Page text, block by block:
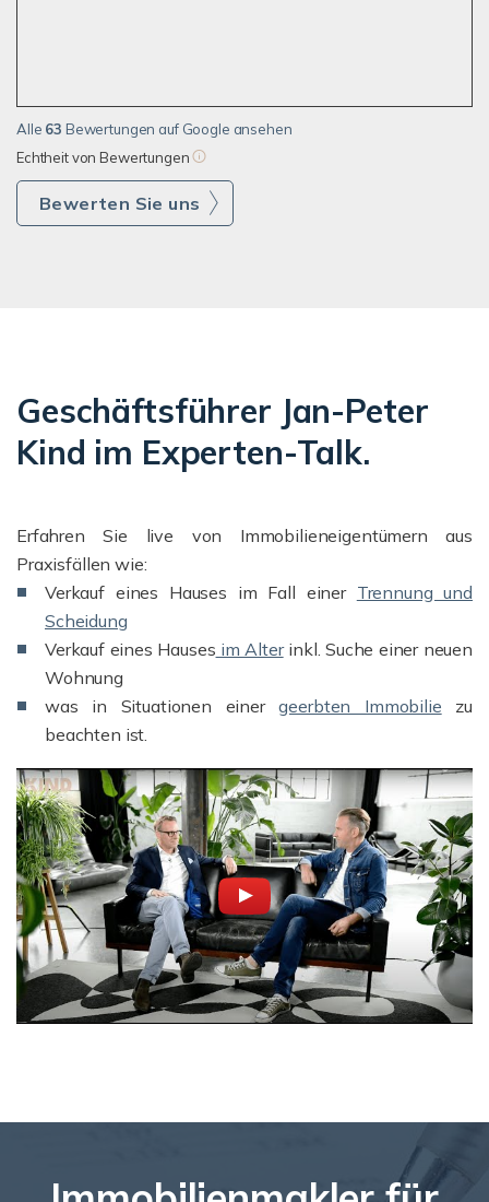
Alle 63 Bewertungen auf Google ansehen
Echtheit von Bewertungen
Bewerten Sie uns
Geschäftsführer Jan-Peter
Kind im Experten-Talk.
Erfahren Sie live von Immobilieneigentümern aus
Praxisfällen wie:
Verkauf eines Hauses im Fall einer Trennung und
Scheidung
Verkauf eines Hauses im Alterinkl. Suche einer neuen
Wohnung
was in Situationen einergeerbten Immobilie zu
beachten ist.